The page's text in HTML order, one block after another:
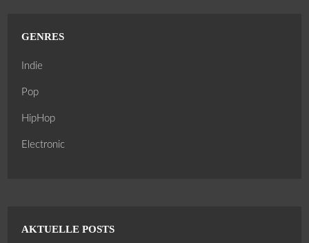
GENRES
Indie
Pop
HipHop
Electronic
AKTUELLE POSTS